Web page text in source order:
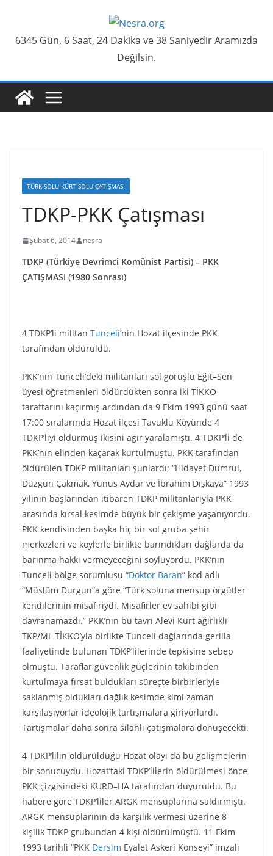
content
6345 Gün, 6 Saat, 24 Dakika ve 38 Saniyedir Aramızda
Değilsin.
TÜRK SOLU-KÜRT SOLU ÇATIŞMASI
TDKP-PKK Çatışması
Şubat 6, 2014 nesra
TDKP (Türkiye Devrimci Komünist Partisi) – PKK
ÇATIŞMASI (1980 Sonrası)
4 TDKP’li militan Tunceli’nin Hozat ilçesinde PKK
tarafından öldürüldü.
PKK’nın Tunceli’deki militanları sol görüşlü Eğit–Sen
üyesi öğretmenleri öldürdükten sonra iki TİKKO
taraftarını kaçırmış ardından da 9 Ekim 1993 günü saat
17:00 sıralarında Hozat ilçesi Tavuklu Köyünde 4
TDKP’liyi öldürmüş ikisini ağır yaralamıştı. 4 TDKP’li de
PKK’nın elinden kaçarak kurtulmuştu. PKK tarafından
öldürülen TDKP militanları şunlardı; “Hidayet Dumrul,
Düzgün Çakmak, Yunus Aydar ve İbrahim Dışkaya” 1993
yılının başlarından itibaren TDKP militanlarıyla PKK
arasında kırsal kesimde büyük bir çekişme yaşanıyordu.
PKK kendisinden başka hiç bir sol gruba şehir
merkezleri ve köylerle birlikte barındıkları dağlarda da
barınma hakkı vermeyeceğini söylüyordu. PKK’nın
Tunceli bölge sorumlusu “Doktor Baran” kod adlı
“Müslüm Durgun”a göre “Türk soluna mensup örgütler
kendilerinin misafiriydi. Misafirler ev sahibi gibi
davranamazdı.” PKK’nın bu tavrı Alevi Kürt ağırlıklı
TKP/ML TİKKO’yla birlikte Tunceli dağlarında gerilla
faaliyetinde bulunan TDKP’lilerinde tepkisine sebep
olmuştu. Taraflar güvenlik güçlerinin takibinden
kurtulmaya fırsat buldukları süreçte birbirleriyle
saklanmış oldukları dağlık kesimde kimi zaman
karşılaşıyorlar ideolojik tartışmalara giriyorlardı.
Tartışmalar daha sonra silahlı çatışmalara dönüşecekti.
4 TDKP’lilin öldürüldüğü Hozat olayı da bu gelişmelerin
bir sonucuydu. Hozat’taki TDKP’lilerin öldürülmesi önce
PKK çizgisindeki KURD–HA tarafından duyuruldu. Bu
habere göre TDKP’liler ARGK mensuplarına saldırmıştı.
ARGK mensuplarının da karşılık vermesi üzerine 8
kişilik TDKP grubundan 4 kişi öldürülmüştü. 11 Ekim
1993 tarihli “PKK Dersim Eyalet Askeri Konseyi” imzalı